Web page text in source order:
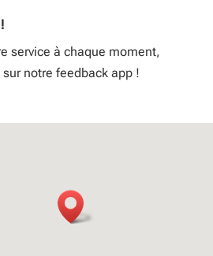
service à chaque moment,
notre feedback app !